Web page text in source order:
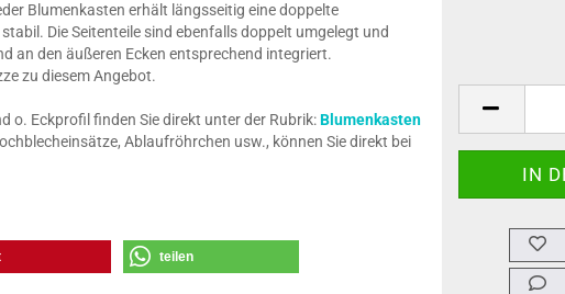
Blumenkasten erhält längsseitig eine doppelte
Die Seitenteile sind ebenfalls doppelt umgelegt und
an den äußeren Ecken entsprechend integriert.
zu diesem Angebot.
o. Eckprofil finden Sie direkt unter der Rubrik:Blumenkasten
Ablaufröhrchen usw., können Sie direkt bei
teilen